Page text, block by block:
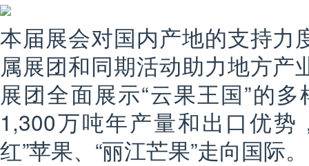
本届展会对国内产地的支持力
属展团和同期活动助力地方产
展团全面展示“云果王国”的
1,300万吨年产量和出口优势
红”苹果、“丽江芒果”走向国际。